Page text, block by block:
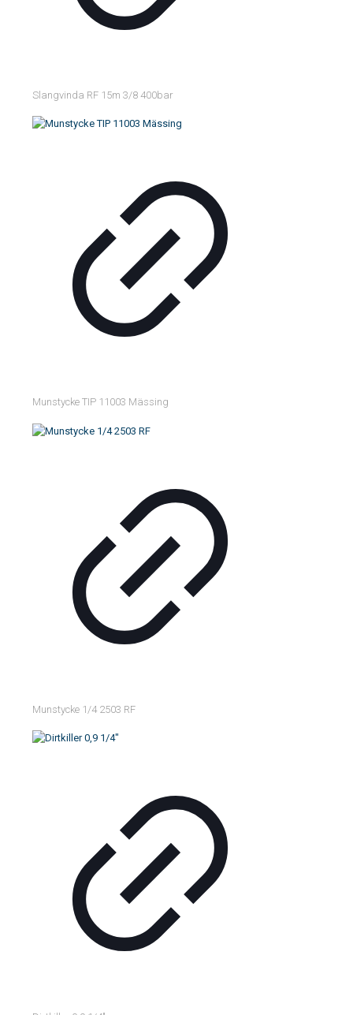
Slangvinda RF 15m 3/8 400bar
Munstycke TIP 11003 Mässing
Munstycke 1/4 2503 RF